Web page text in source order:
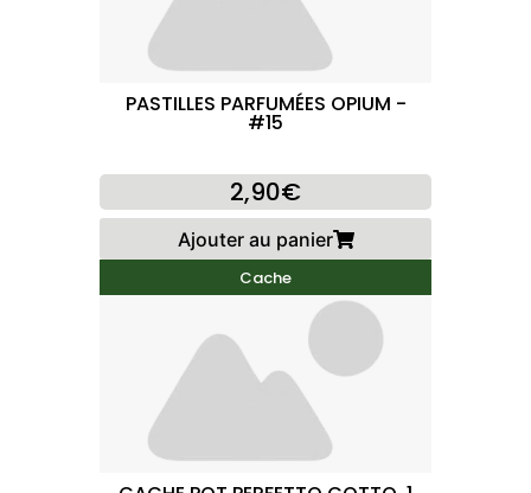
PASTILLES PARFUMÉES OPIUM -
#15
2,90€
Ajouter au panier
Cache